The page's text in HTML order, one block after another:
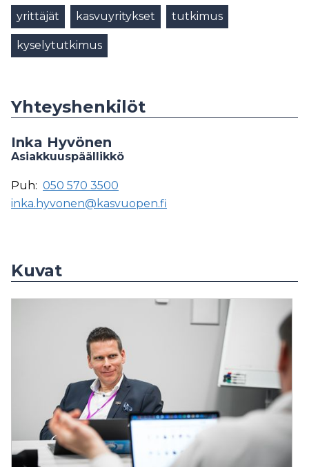
yrittäjät kasvuyritykset tutkimus
kyselytutkimus
Yhteyshenkilöt
Inka Hyvönen
Asiakkuuspäällikkö
Puh: 050 570 3500
inka.hyvonen@kasvuopen.fi
Kuvat